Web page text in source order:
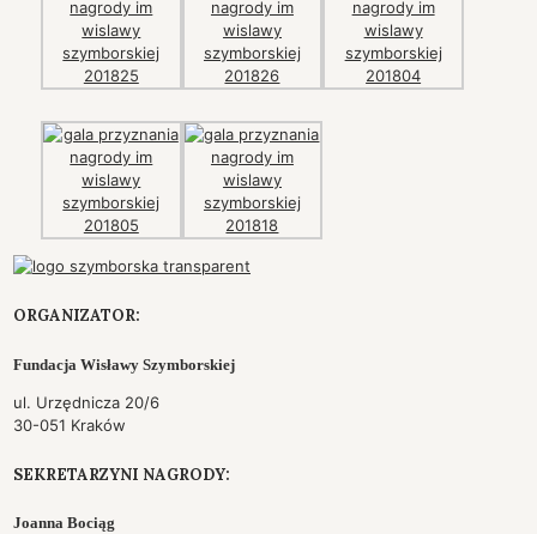
ORGANIZATOR:
Fundacja Wisławy Szymborskiej
ul. Urzędnicza 20/6
30-051 Kraków
SEKRETARZYNI NAGRODY:
Joanna Bociąg